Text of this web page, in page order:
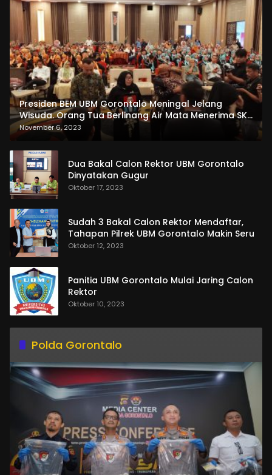
Presiden BEM UBM Gorontalo Meningal Jelang
Wisuda. Orang Tua Berlinang Air Mata Menerima SKL
dan Pemasangan Salempang
November 6, 2023
Dua Bakal Calon Rektor UBM Gorontalo
Dinyatakan Gugur
Oktober 17, 2023
Sudah 3 Bakal Calon Rektor Mendaftar,
Tahapan Pilrek UBM Gorontalo Makin Seru
Oktober 12, 2023
Panitia UBM Gorontalo Mulai Jaring Calon
Rektor
Oktober 10, 2023
Polda Gorontalo